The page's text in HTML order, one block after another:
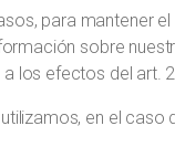
para mantener
sobre
los efectos del art.
en el